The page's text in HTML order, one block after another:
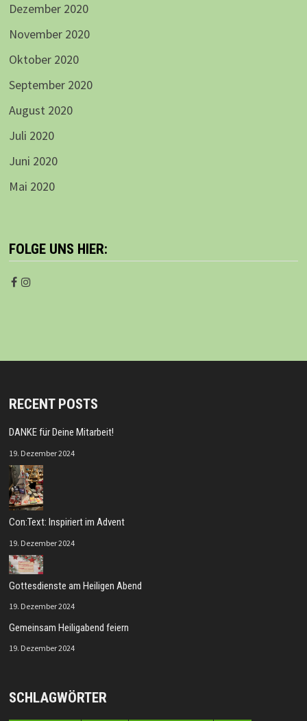
Dezember 2020
November 2020
Oktober 2020
September 2020
August 2020
Juli 2020
Juni 2020
Mai 2020
FOLGE UNS HIER:
RECENT POSTS
DANKE für Deine Mitarbeit!
19. Dezember 2024
Con:Text: Inspiriert im Advent
19. Dezember 2024
Gottesdienste am Heiligen Abend
19. Dezember 2024
Gemeinsam Heiligabend feiern
19. Dezember 2024
SCHLAGWÖRTER